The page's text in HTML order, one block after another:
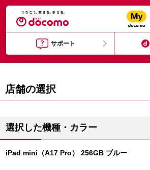
サポート
店舗の選択
選択した機種・カラー
iPad mini（A17 Pro） 256GB ブルー